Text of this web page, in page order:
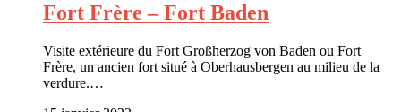
Fort Frère – Fort Baden
Visite extérieure du Fort Großherzog von Baden ou Fort
Frère, un ancien fort situé à Oberhausbergen au milieu de la
verdure.…